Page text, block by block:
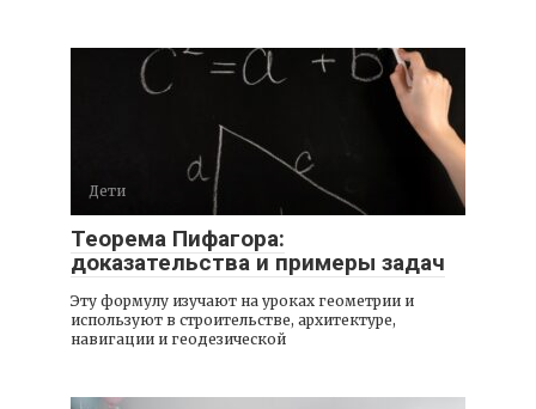
Дети
Теорема Пифагора:
доказательства и примеры задач
Эту формулу изучают на уроках геометрии и
используют в строительстве, архитектуре,
навигации и геодезической